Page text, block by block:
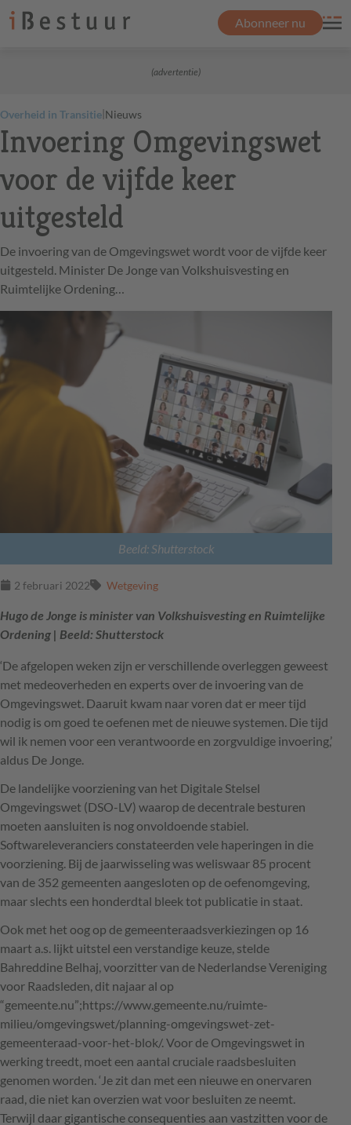
Abonneer nu
(advertentie)
Overheid in Transitie|Nieuws
Invoering Omgevingswet
voor de vijfde keer
uitgesteld
De invoering van de Omgevingswet wordt voor de vijfde keer
uitgesteld. Minister De Jonge van Volkshuisvesting en
Ruimtelijke Ordening…
Beeld: Shutterstock
2 februari 2022 Wetgeving
Hugo de Jonge is minister van Volkshuisvesting en Ruimtelijke
Ordening | Beeld: Shutterstock
‘De afgelopen weken zijn er verschillende overleggen geweest
met medeoverheden en experts over de invoering van de
Omgevingswet. Daaruit kwam naar voren dat er meer tijd
nodig is om goed te oefenen met de nieuwe systemen. Die tijd
wil ik nemen voor een verantwoorde en zorgvuldige invoering,’
aldus De Jonge.
De landelijke voorziening van het Digitale Stelsel
Omgevingswet (DSO-LV) waarop de decentrale besturen
moeten aansluiten is nog onvoldoende stabiel.
Softwareleveranciers constateerden vele haperingen in die
voorziening. Bij de jaarwisseling was weliswaar 85 procent
van de 352 gemeenten aangesloten op de oefenomgeving,
maar slechts een honderdtal bleek tot publicatie in staat.
Ook met het oog op de gemeenteraadsverkiezingen op 16
maart a.s. lijkt uitstel een verstandige keuze, stelde
Bahreddine Belhaj, voorzitter van de Nederlandse Vereniging
voor Raadsleden, dit najaar al op
“gemeente.nu”;https://www.gemeente.nu/ruimte-
milieu/omgevingswet/planning-omgevingswet-zet-
gemeenteraad-voor-het-blok/. Voor de Omgevingswet in
werking treedt, moet een aantal cruciale raadsbesluiten
genomen worden. ‘Je zit dan met een nieuwe en onervaren
raad, die niet kan overzien wat voor besluiten ze neemt.
Terwijl daar gigantische consequenties aan vastzitten voor de